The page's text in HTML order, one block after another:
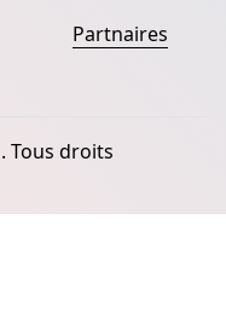
Partnaires
Tous droits